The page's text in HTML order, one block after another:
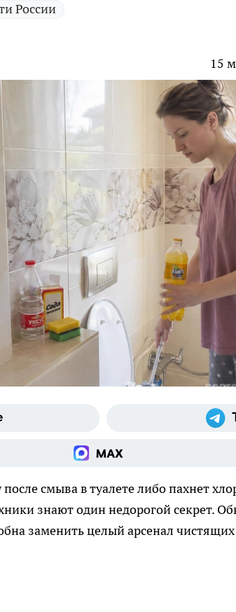
России
15
смыва в туалете либо пахнет
знают один недорогой секрет.
заменить целый арсенал чистящих